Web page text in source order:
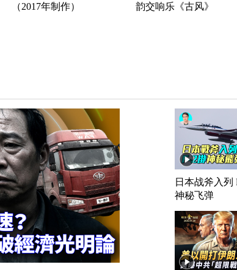
（2017年制作）
韵交响乐《古风》
日本战斧入列
神秘飞弹